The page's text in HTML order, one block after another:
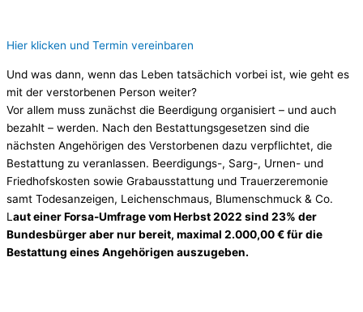
Hier klicken und Termin vereinbaren
Und was dann, wenn das Leben tatsächich vorbei ist, wie geht es
mit der verstorbenen Person weiter?
Vor allem muss zunächst die Beerdigung organisiert – und auch
bezahlt – werden. Nach den Bestattungsgesetzen sind die
nächsten Angehörigen des Verstorbenen dazu verpflichtet, die
Bestattung zu veranlassen. Beerdigungs-, Sarg-, Urnen- und
Friedhofskosten sowie Grabausstattung und Trauerzeremonie
samt Todesanzeigen, Leichenschmaus, Blumenschmuck & Co.
L aut einer Forsa-Umfrage vom Herbst 2022 sind 23% der
Bundesbürger aber nur bereit, maximal 2.000,00 € für die
Bestattung eines Angehörigen auszugeben.